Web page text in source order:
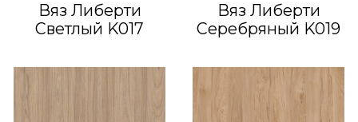
Вяз Либерти
Светлый K017
Вяз Либерти
Серебряный K019